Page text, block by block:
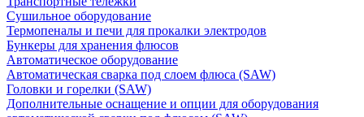
Сушильное оборудование
Термопеналы и печи для прокалки электродов
Бункеры для хранения флюсов
Автоматическое оборудование
Автоматическая сварка под слоем флюса (SAW)
Головки и горелки (SAW)
Дополнительные оснащение и опции для оборудования